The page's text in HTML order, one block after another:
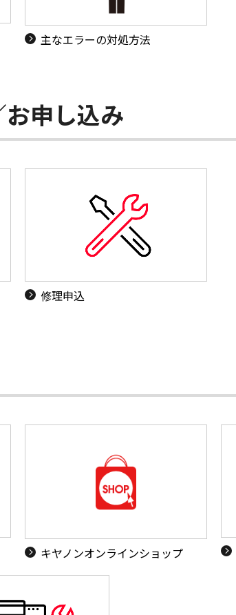
主なエラーの対処方法
申し込み
修理申込
キヤノンオンラインショップ